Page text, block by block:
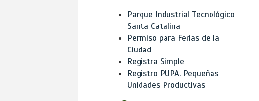
Parque Industrial Tecnológico
Santa Catalina
Permiso para Ferias de la
Ciudad
Registra Simple
Registro PUPA. Pequeñas
Unidades Productivas